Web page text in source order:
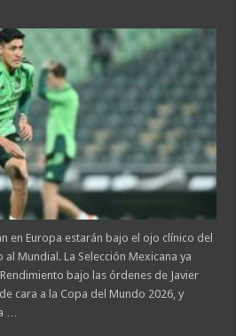
en Europa estarán bajo el ojo clínico del
Mundial. La Selección Mexicana ya
bajo las órdenes de Javier
cara a la Copa del Mundo 2026, y
…